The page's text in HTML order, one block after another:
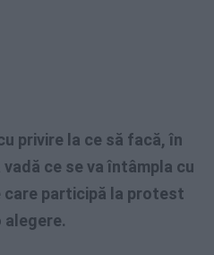
privire la ce să facă, în
ce se va întâmpla cu
care participă la protest
alegere.